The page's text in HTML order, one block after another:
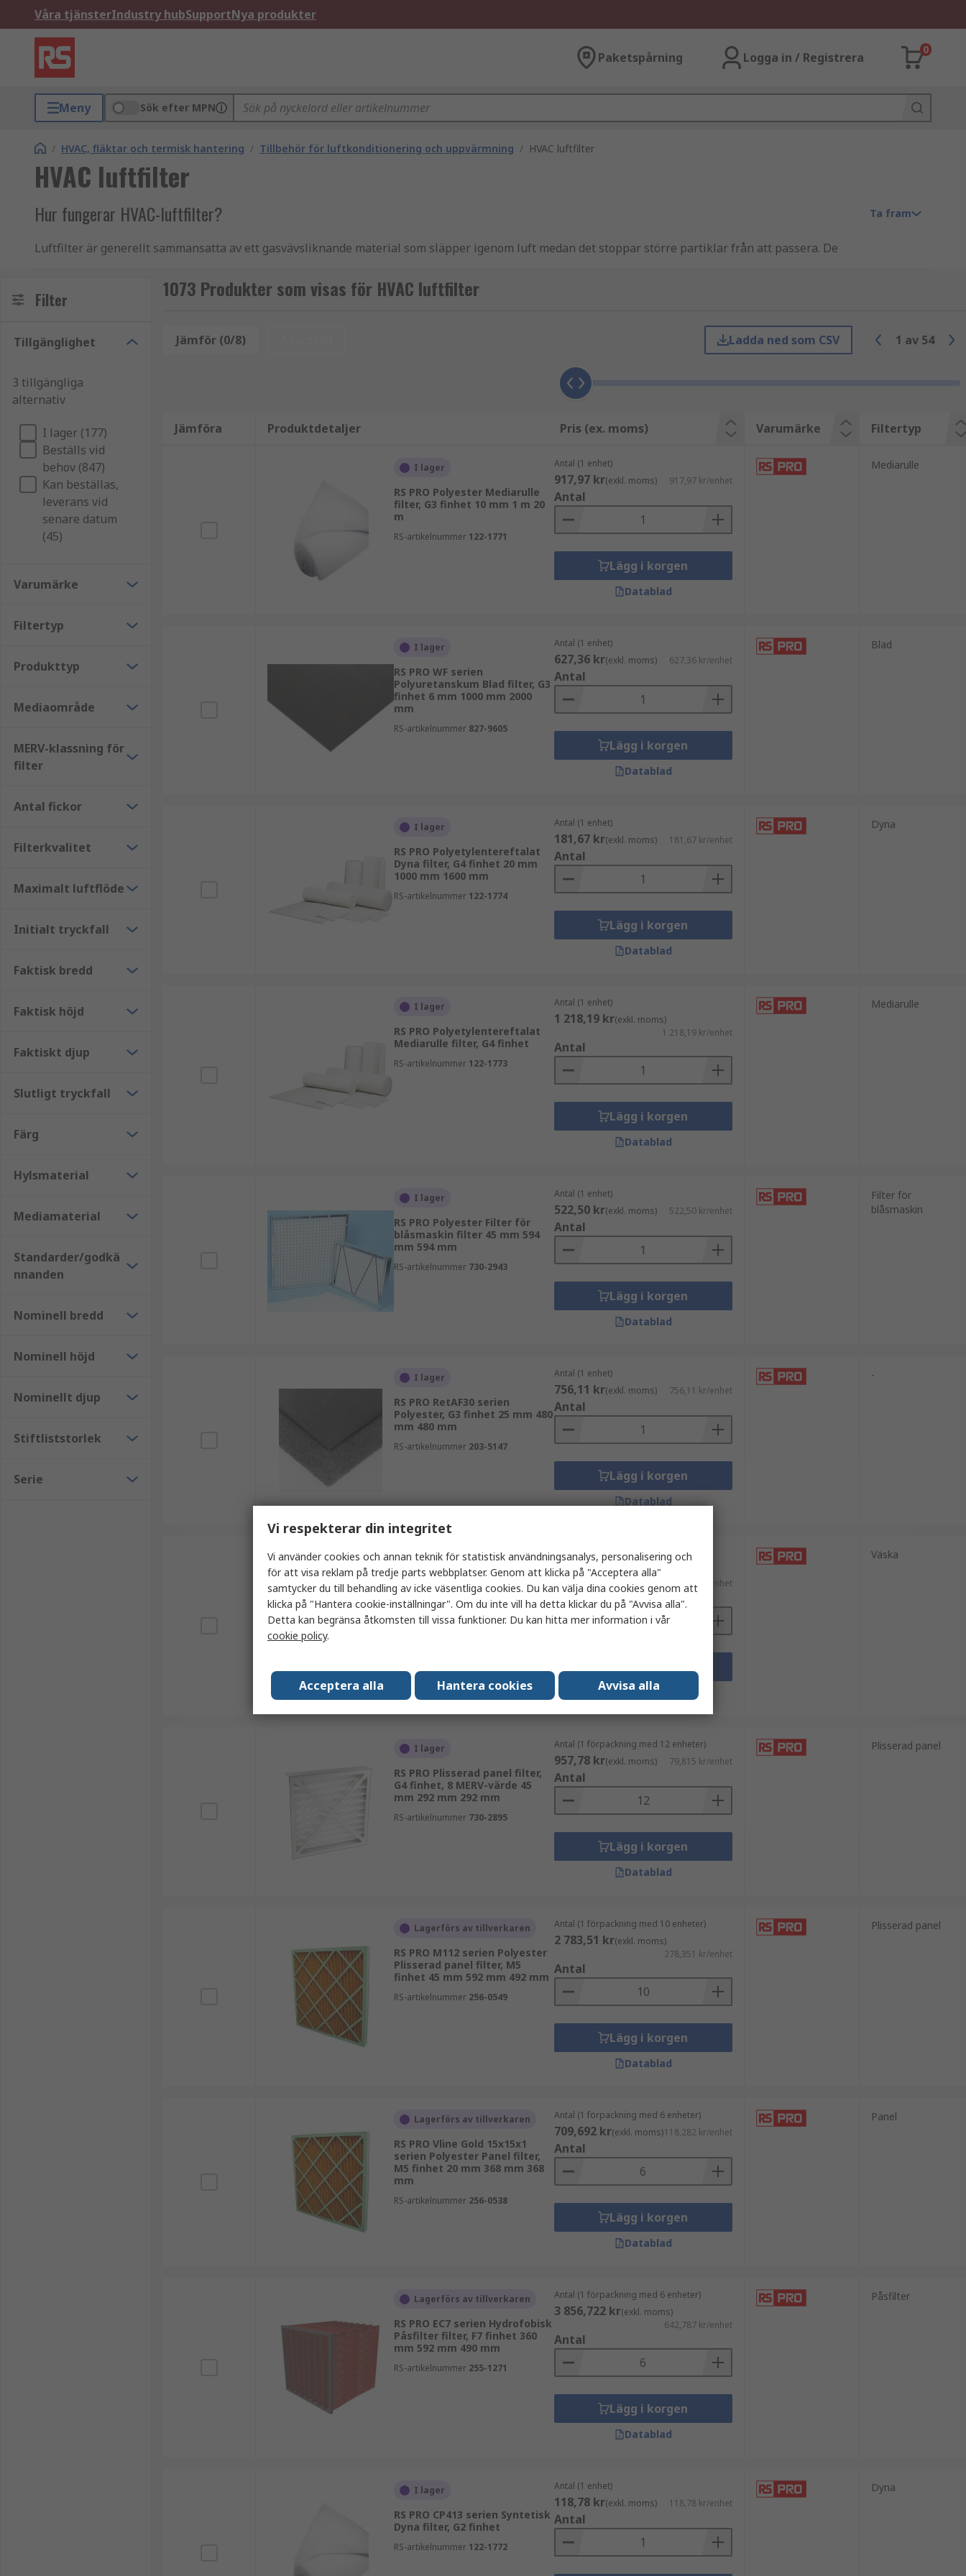
Våra tjänsterIndustry hubSupportNya produkter
Paketspårning Logga in / Registrera
0
Meny Sök efter MPN
/ HVAC, fläktar och termisk hantering / Tillbehör för luftkonditionering och uppvärmning / HVAC luftfilter
HVAC luftfilter
Hur fungerar HVAC-luftfilter?
Luftfilter är generellt sammansatta av ett gasvävsliknande material som släpper igenom luft medan det stoppar större partiklar från att passera. De
ventilationssystemet överhettas eller sluta fungera korrekt.
Det huvudsakliga sättet som HVAC-luftfilter skiljer sig åt är i materialet som används för filtret. Detta beror på dina behov. Ett enkelt veckfilter
förhindrar att skräp som damm kommer in i systemet, medan något mer komplext som luktborttagning kräver ett kolelement i filtret.
Ta fram
Filter
Tillgänglighet
3 tillgängliga
alternativ
I lager (177)
Beställs vid
behov (847)
Kan beställas,
leverans vid
senare datum
(45)
Varumärke
Filtertyp
Produkttyp
Mediaområde
MERV-klassning för
filter
Antal fickor
Filterkvalitet
Maximalt luftflöde
Initialt tryckfall
Faktisk bredd
Faktisk höjd
Faktiskt djup
Slutligt tryckfall
Färg
Hylsmaterial
Mediamaterial
Standarder/godkä
nnanden
Nominell bredd
Nominell höjd
Nominellt djup
Stiftliststorlek
Serie
1073 Produkter som visas för HVAC luftfilter
Jämför (0/8) Ladda ned som CSV 1 av 54
Jämföra Produktdetaljer Pris (ex. moms) Varumärke Filtertyp
I lager
RS PRO Polyester Mediarulle
filter, G3 finhet 10 mm 1 m 20
m
RS-artikelnummer 122-1771
Antal (1 enhet)
917,97 kr(exkl. moms) 917,97 kr/enhet
Antal
Lägg i korgen
Datablad
Mediarulle
I lager
RS PRO WF serien
Polyuretanskum Blad filter, G3
finhet 6 mm 1000 mm 2000
mm
RS-artikelnummer 827-9605
Antal (1 enhet)
627,36 kr(exkl. moms) 627,36 kr/enhet
Antal
Lägg i korgen
Datablad
Blad
I lager
RS PRO Polyetylentereftalat
Dyna filter, G4 finhet 20 mm
1000 mm 1600 mm
RS-artikelnummer 122-1774
Antal (1 enhet)
181,67 kr(exkl. moms) 181,67 kr/enhet
Antal
Lägg i korgen
Datablad
Dyna
I lager
RS PRO Polyetylentereftalat
Mediarulle filter, G4 finhet
RS-artikelnummer 122-1773
Antal (1 enhet)
1 218,19 kr(exkl. moms)
1 218,19 kr/enhet
Antal
Lägg i korgen
Datablad
Mediarulle
I lager
RS PRO Polyester Filter för
blåsmaskin filter 45 mm 594
mm 594 mm
RS-artikelnummer 730-2943
Antal (1 enhet)
522,50 kr(exkl. moms) 522,50 kr/enhet
Antal
Lägg i korgen
Datablad
Filter för
blåsmaskin
I lager
RS PRO RetAF30 serien
Polyester, G3 finhet 25 mm 480
mm 480 mm
RS-artikelnummer 203-5147
Antal (1 enhet)
756,11 kr(exkl. moms) 756,11 kr/enhet
Antal
Lägg i korgen
Datablad
-
Lagerförs av tillverkaren
RS PRO Ultima Compact RP
serien Glasfiber Väska filter,
H13 finhet 292 mm 592 mm 592
mm
Antal (1 enhet)
3 494,13 kr(exkl. moms)
3 494,13 kr/enhet
Antal
Datablad
Väska
I lager
RS PRO Plisserad panel filter,
G4 finhet, 8 MERV-värde 45
mm 292 mm 292 mm
RS-artikelnummer 730-2895
Antal (1 förpackning med 12 enheter)
957,78 kr(exkl. moms) 79,815 kr/enhet
Antal
Lägg i korgen
Datablad
Plisserad panel
Lagerförs av tillverkaren
RS PRO M112 serien Polyester
Plisserad panel filter, M5
finhet 45 mm 592 mm 492 mm
RS-artikelnummer 256-0549
Antal (1 förpackning med 10 enheter)
2 783,51 kr(exkl. moms)
278,351 kr/enhet
Antal
Lägg i korgen
Datablad
Plisserad panel
Lagerförs av tillverkaren
RS PRO Vline Gold 15x15x1
serien Polyester Panel filter,
M5 finhet 20 mm 368 mm 368
mm
RS-artikelnummer 256-0538
Antal (1 förpackning med 6 enheter)
709,692 kr(exkl. moms)118,282 kr/enhet
Antal
Lägg i korgen
Datablad
Panel
Lagerförs av tillverkaren
RS PRO EC7 serien Hydrofobisk
Påsfilter filter, F7 finhet 360
mm 592 mm 490 mm
RS-artikelnummer 255-1271
Antal (1 förpackning med 6 enheter)
3 856,722 kr(exkl. moms)
642,787 kr/enhet
Antal
Lägg i korgen
Datablad
Påsfilter
I lager
RS PRO CP413 serien Syntetisk
Dyna filter, G2 finhet
RS-artikelnummer 122-1772
Antal (1 enhet)
118,78 kr(exkl. moms) 118,78 kr/enhet
Antal
Dyna
Vi respekterar din integritet
Vi använder cookies och annan teknik för statistisk användningsanalys, personalisering och
för att visa reklam på tredje parts webbplatser. Genom att klicka på "Acceptera alla"
samtycker du till behandling av icke väsentliga cookies. Du kan välja dina cookies genom att
klicka på "Hantera cookie-inställningar". Om du inte vill ha detta klickar du på "Avvisa alla".
Detta kan begränsa åtkomsten till vissa funktioner. Du kan hitta mer information i vår
cookie policy.
Acceptera alla Hantera cookies Avvisa alla